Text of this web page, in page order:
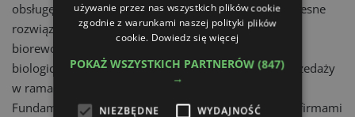
obsługę zamówień itd. Firma wprowadza też nowoczesne
rozwiązania uprawy np. poprzez wspólny projekt
biorewolucji z firmą AgroSieć, na który składają się
biologiczne produkty wspomagające uprawę. Do sprzedaży
w ramach tego projektu trafiły takie brandy jak
Fundamental, Tophumus, Azofos, Biokuratr. Wraz z firmami
używanie przez nas wszystkich plików cookie
zgodnie z warunkami naszej polityki plików
cookie. Dowiedz się więcej
POKAŻ WSZYSTKICH PARTNERÓW(847)
→
NIEZBĘDNE WYDAJNOŚĆ